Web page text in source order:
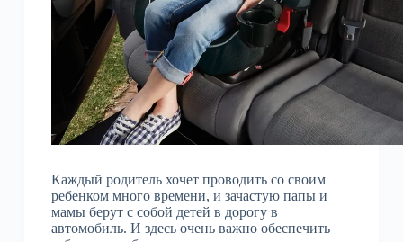
Каждый родитель хочет проводить со своим
ребенком много времени, и зачастую папы и
мамы берут с собой детей в дорогу в
автомобиль. И здесь очень важно обеспечить